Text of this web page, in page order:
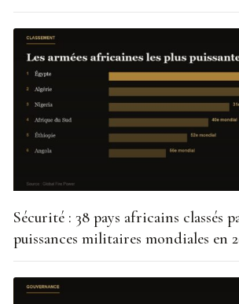
Sécurité : 38 pays africains classés
puissances militaires mondiales en